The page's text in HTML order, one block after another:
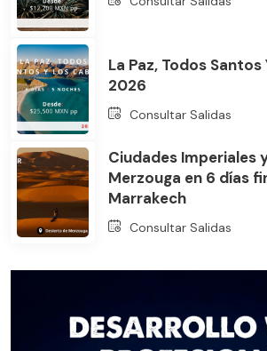
La Paz, Todos
2026
Consultar Salidas
Ciudades Imperiales
Merzouga en 6 días
Marrakech
Consultar Salidas